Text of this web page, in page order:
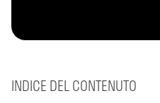
INDICE DEL CONTENUTO